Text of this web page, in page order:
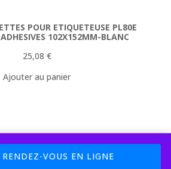
Détachées Code Promo : MAC77 (
Frais avec PayPal et Cofidis )
POUR ETIQUETEUSE PL80E
102X152MM-BLANC
25,08 €
Ajouter au panier
RENDEZ-VOUS EN LIGNE